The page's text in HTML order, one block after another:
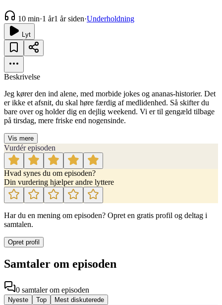
10 min·1 år1 år siden·Underholdning
Lyt
Beskrivelse
Jeg kører den ind alene, med morbide jokes og ananas-historier. Det
er ikke et afsnit, du skal høre færdig af medlidenhed. Så skifter du
bare over og holder dig en dejlig weekend. Vi er til gengæld tilbage
på tirsdag, mere friske end nogensinde.
Vis mere
Vurdér episoden
Hvad synes du om episoden?
Din vurdering hjælper andre lyttere
Har du en mening om episoden? Opret en gratis profil og deltag i
samtalen.
Opret profil
Samtaler om episoden
0 samtalerom episoden
Nyeste Top Mest diskuterede